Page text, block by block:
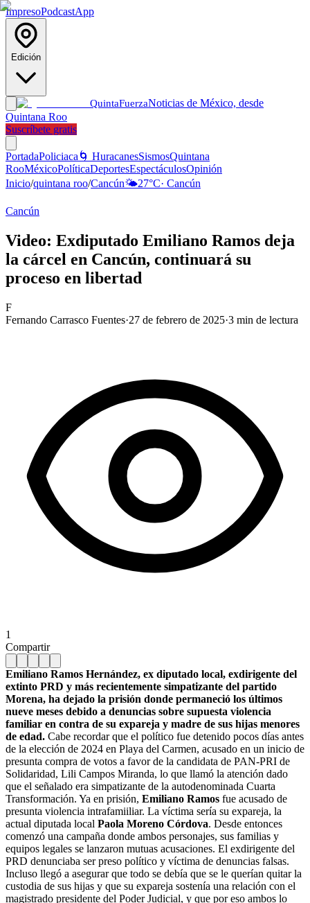
ImpresoPodcastApp
Edición
QuintaFuerzaNoticias de México, desde
Quintana Roo
Suscríbete gratis
PortadaPoliciaca 🌀 HuracanesSismosQuintana
RooMéxicoPolíticaDeportesEspectáculosOpinión
Inicio/quintana roo/Cancún🌤️27°C· Cancún
Cancún
Video: Exdiputado Emiliano Ramos deja
la cárcel en Cancún, continuará su
proceso en libertad
F
Fernando Carrasco Fuentes·27 de febrero de 2025·3 min de lectura
1
Compartir
Emiliano Ramos Hernández, ex diputado local, exdirigente del
extinto PRD y más recientemente simpatizante del partido
Morena, ha dejado la prisión donde permaneció los últimos
nueve meses debido a denuncias sobre supuesta violencia
familiar en contra de su expareja y madre de sus hijas menores
de edad. Cabe recordar que el político fue detenido pocos días antes
de la elección de 2024 en Playa del Carmen, acusado en un inicio de
presunta compra de votos a favor de la candidata de PAN-PRI de
Solidaridad, Lili Campos Miranda, lo que llamó la atención dado
que el señalado era simpatizante de la autodenominada Cuarta
Transformación. Ya en prisión, Emiliano Ramos fue acusado de
presunta violencia intrafamiiliar. La víctima sería su expareja, la
actual diputada local Paola Moreno Córdova. Desde entonces
comenzó una campaña donde ambos personajes, sus familias y
equipos legales se lanzaron mutuas acusaciones. El exdirigente del
PRD denunciaba ser preso político y víctima de denuncias falsas.
Incluso llegó a asegurar que todo se debía que se le querían quitar la
custodia de sus hijas y que su expareja sostenía una relación con el
magistrado presidente del Poder Judicial, y que por eso ambos lo